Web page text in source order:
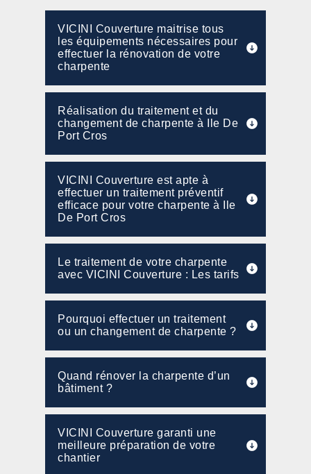
VICINI Couverture maitrise tous
les équipements nécessaires pour
effectuer la rénovation de votre
charpente
Réalisation du traitement et du
changement de charpente à Ile De
Port Cros
VICINI Couverture est apte à
effectuer un traitement préventif
efficace pour votre charpente à Ile
De Port Cros
Le traitement de votre charpente
avec VICINI Couverture : Les tarifs
Pourquoi effectuer un traitement
ou un changement de charpente ?
Quand rénover la charpente d’un
bâtiment ?
VICINI Couverture garanti une
meilleure préparation de votre
chantier